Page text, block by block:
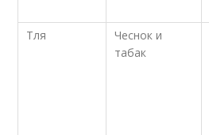
Тля
Чеснок и
табак